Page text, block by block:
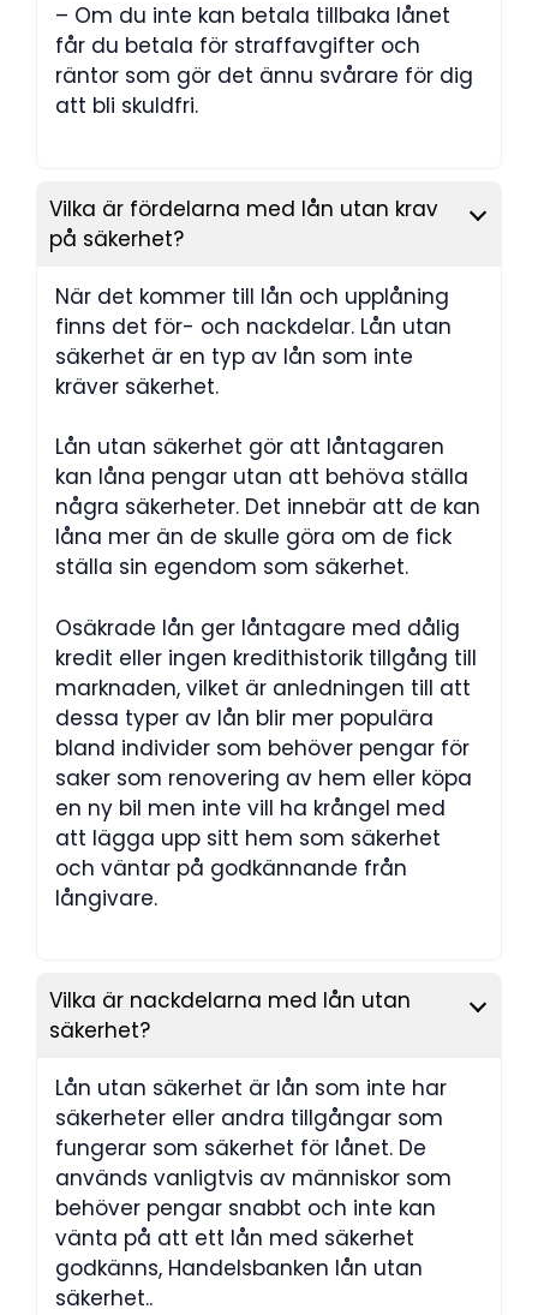
– Om du inte kan betala tillbaka lånet
får du betala för straffavgifter och
räntor som gör det ännu svårare för dig
att bli skuldfri.
Vilka är fördelarna med lån utan krav
på säkerhet?
När det kommer till lån och upplåning
finns det för- och nackdelar. Lån utan
säkerhet är en typ av lån som inte
kräver säkerhet.
Lån utan säkerhet gör att låntagaren
kan låna pengar utan att behöva ställa
några säkerheter. Det innebär att de kan
låna mer än de skulle göra om de fick
ställa sin egendom som säkerhet.
Osäkrade lån ger låntagare med dålig
kredit eller ingen kredithistorik tillgång till
marknaden, vilket är anledningen till att
dessa typer av lån blir mer populära
bland individer som behöver pengar för
saker som renovering av hem eller köpa
en ny bil men inte vill ha krångel med
att lägga upp sitt hem som säkerhet
och väntar på godkännande från
långivare.
Vilka är nackdelarna med lån utan
säkerhet?
Lån utan säkerhet är lån som inte har
säkerheter eller andra tillgångar som
fungerar som säkerhet för lånet. De
används vanligtvis av människor som
behöver pengar snabbt och inte kan
vänta på att ett lån med säkerhet
godkänns, Handelsbanken lån utan
säkerhet..